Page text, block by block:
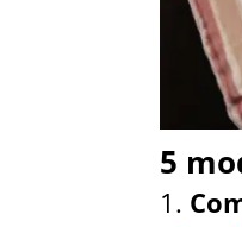
5
1.